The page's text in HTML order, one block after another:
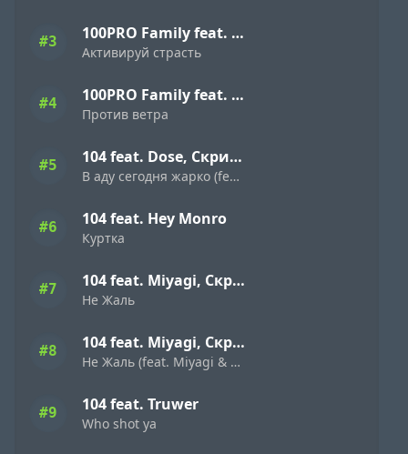
#3 100PRO Family feat. Dave Bra, Indigo, Режик, Кима, Slavon, Denny Presston, Буян, ШЕFF, Simagon, MonoSoul
Активируй страсть
#4 100PRO Family feat. Dave Bra, Кипер, Popovi4, Буян, Indigo, Simagon, ШЕFF, MonoSoul
Против ветра
#5 104 feat. Dose, Скриптонит
В аду сегодня жарко (feat. Dose & Скриптонит)
#6 104 feat. Hey Monro
Куртка
#7 104 feat. Miyagi, Скриптонит
Не Жаль
#8 104 feat. Miyagi, Скриптонит
Не Жаль (feat. Miyagi & Скриптонит)
#9 104 feat. Truwer
Who shot ya